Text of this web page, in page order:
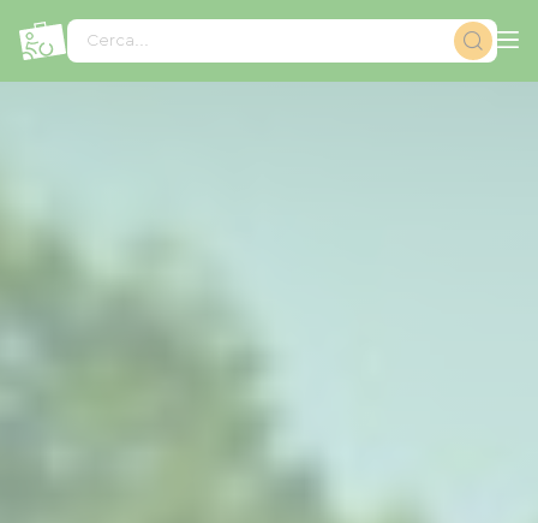
Cerca...
Pannello di gestione dei cookies